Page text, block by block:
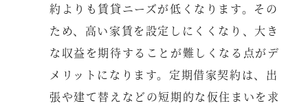
約よりも賃貸ニーズが低くなります。その
ため、高い家賃を設定しにくくなり、大き
な収益を期待することが難しくなる点がデ
メリットになります。定期借家契約は、出
張や建て替えなどの短期的な仮住まいを求